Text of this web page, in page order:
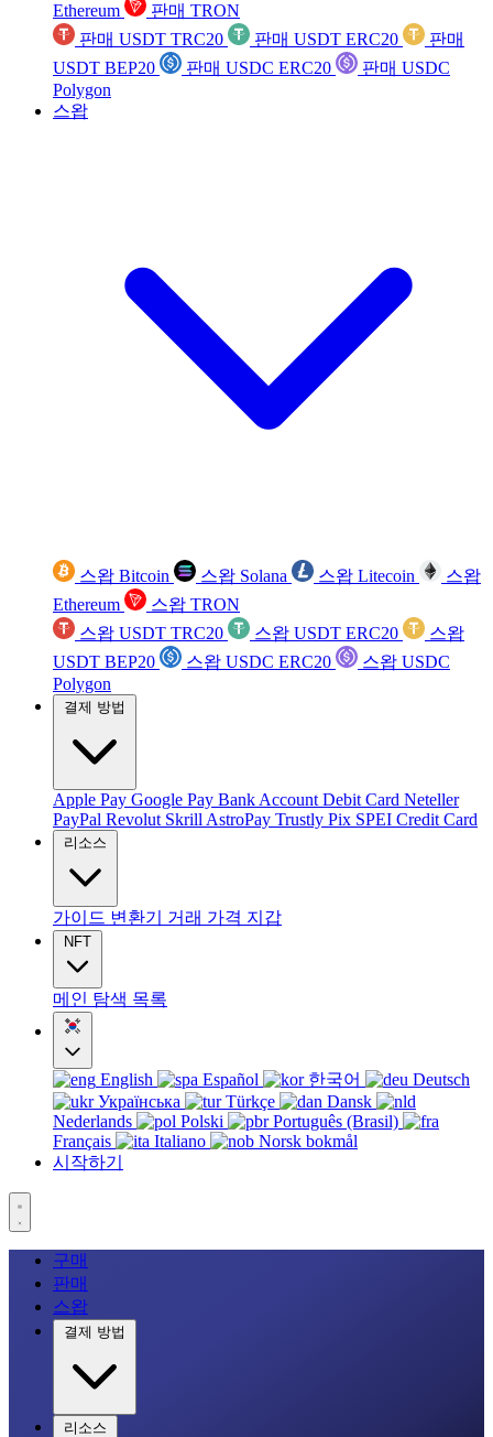
Ethereum
판매 TRON
판매 USDT TRC20
판매 USDT ERC20
판매
USDT BEP20
판매 USDC ERC20
판매 USDC
Polygon
스왑
스왑 Bitcoin 스왑 Solana 스왑 Litecoin
스왑
Ethereum
스왑 TRON
스왑 USDT TRC20
스왑 USDT ERC20
스왑
USDT BEP20
스왑 USDC ERC20
스왑 USDC
Polygon
결제 방법
Apple Pay Google Pay Bank Account Debit Card Neteller
PayPal Revolut Skrill AstroPay Trustly Pix SPEI Credit Card
리소스
가이드 변환기 거래 가격 지갑
NFT
메인 탐색 목록
English Español 한국어
Deutsch
Українська
Türkçe
Dansk
Nederlands
Polski
Português (Brasil)
Français
Italiano
Norsk bokmål
시작하기
구매
판매
스왑
결제 방법
리소스